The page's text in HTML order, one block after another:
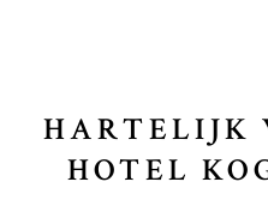
HARTELIJK
HOTEL